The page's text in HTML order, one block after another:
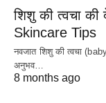
शिशु की त्वचा
Skincare Tips
नवजात शिशु की त्वचा
अनुभव…
8 months ago